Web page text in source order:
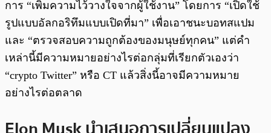
การ “เพิ่มความไว้วางใจจากผู้ใช้งาน” โดยการ “เปิดใช้
รูปแบบอัลกอริทึมแบบเปิดที่มา” เพื่อเอาชนะบอทสแปม
และ “ตรวจสอบความถูกต้องของมนุษย์ทุกคน” แต่คำ
เหล่านี้มีความหมายอย่างไรต่อกลุ่มที่เรียกตัวเองว่า
“crypto Twitter” หรือ CT แล้วสิ่งนี้อาจมีความหมาย
อย่างไรต่อตลาด